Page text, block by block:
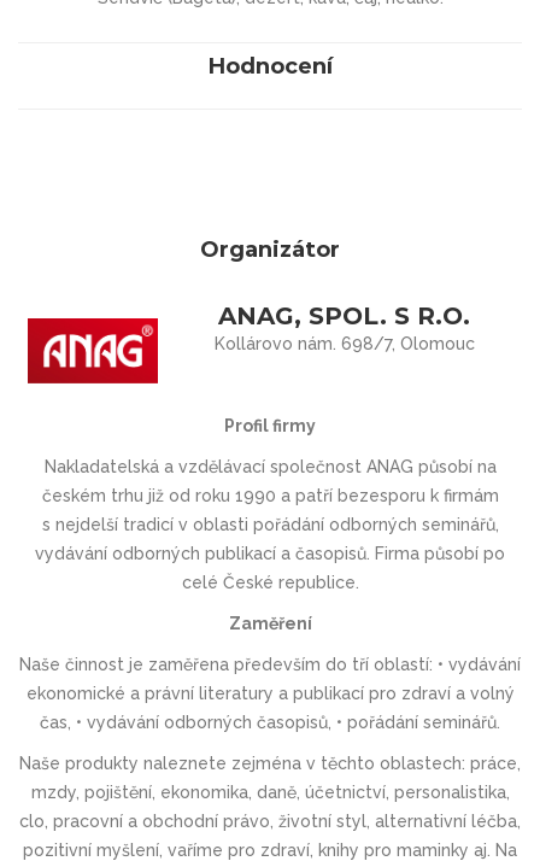
Hodnocení
Organizátor
ANAG, SPOL. S R.O.
Kollárovo nám. 698/7, Olomouc
Profil firmy
Nakladatelská a vzdělávací společnost ANAG působí na
českém trhu již od roku 1990 a patří bezesporu k firmám
s nejdelší tradicí v oblasti pořádání odborných seminářů,
vydávání odborných publikací a časopisů. Firma působí po
celé České republice.
Zaměření
Naše činnost je zaměřena především do tří oblastí: • vydávání
ekonomické a právní literatury a publikací pro zdraví a volný
čas, • vydávání odborných časopisů, • pořádání seminářů.
Naše produkty naleznete zejména v těchto oblastech: práce,
mzdy, pojištění, ekonomika, daně, účetnictví, personalistika,
clo, pracovní a obchodní právo, životní styl, alternativní léčba,
pozitivní myšlení, vaříme pro zdraví, knihy pro maminky aj. Na